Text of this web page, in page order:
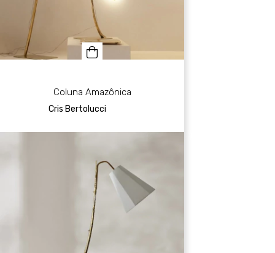
Coluna Amazônica
Cris Bertolucci